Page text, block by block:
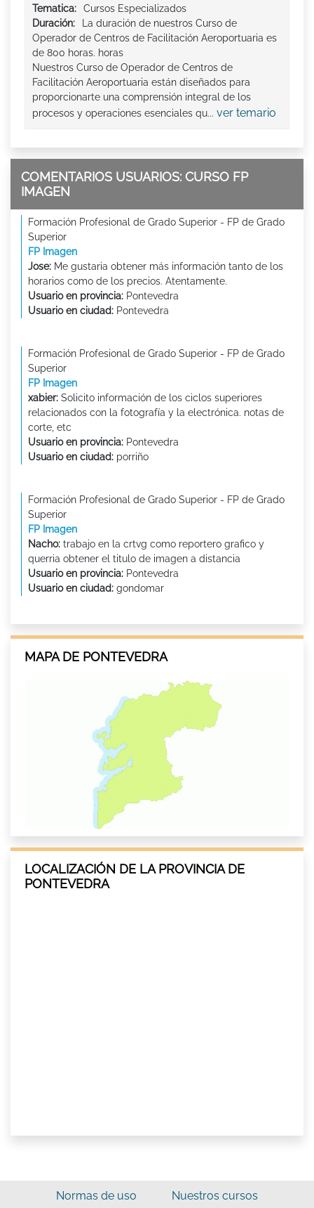
Tematica:
Cursos Especializados
Duración:
La duración de nuestros Curso de
Operador de Centros de Facilitación Aeroportuaria es
de 800 horas. horas
Nuestros Curso de Operador de Centros de
Facilitación Aeroportuaria están diseñados para
proporcionarte una comprensión integral de los
procesos y operaciones esenciales qu... ver temario
COMENTARIOS USUARIOS: CURSO FP
IMAGEN
Formación Profesional de Grado Superior - FP de Grado
Superior
FP Imagen
Jose: Me gustaria obtener más información tanto de los
horarios como de los precios. Atentamente.
Usuario en provincia: Pontevedra
Usuario en ciudad: Pontevedra
Formación Profesional de Grado Superior - FP de Grado
Superior
FP Imagen
xabier: Solicito información de los ciclos superiores
relacionados con la fotografía y la electrónica. notas de
corte, etc
Usuario en provincia: Pontevedra
Usuario en ciudad: porriño
Formación Profesional de Grado Superior - FP de Grado
Superior
FP Imagen
Nacho: trabajo en la crtvg como reportero grafico y
querria obtener el titulo de imagen a distancia
Usuario en provincia: Pontevedra
Usuario en ciudad: gondomar
MAPA DE PONTEVEDRA
LOCALIZACIÓN DE LA PROVINCIA DE
PONTEVEDRA
Normas de uso
Nuestros cursos